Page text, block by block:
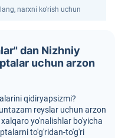
narxni ko'rish uchun
dan Nizhniy
uchun arzon
qidiryapsizmi?
reyslar uchun arzon
yo'nalishlar bo'yicha
to'g'ridan-to'g'ri